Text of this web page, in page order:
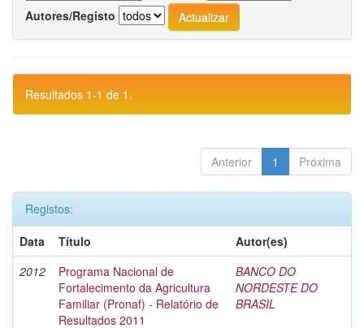
Autores/Registo
Resultados 1-1 de 1.
Anterior 1 Próxima
Registos:
Data
Título
Autor(es)
2012
Programa Nacional de
Fortalecimento da Agricultura
Familiar (Pronaf) - Relatório de
Resultados 2011
BANCO DO
NORDESTE DO
BRASIL